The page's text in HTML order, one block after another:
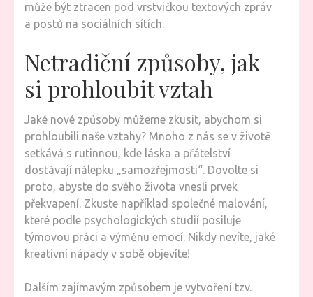
může být ztracen pod vrstvičkou textových zpráv
a postů na sociálních sítích.
Netradiční způsoby, jak
si prohloubit vztah
Jaké nové způsoby můžeme zkusit, abychom si
prohloubili naše vztahy? Mnoho z nás se v životě
setkává s rutinnou, kde láska a přátelství
dostávají nálepku „samozřejmosti“. Dovolte si
proto, abyste do svého života vnesli prvek
překvapení. Zkuste například společné malování,
které podle psychologických studií posiluje
týmovou práci a výměnu emocí. Nikdy nevíte, jaké
kreativní nápady v sobě objevíte!
Dalším zajímavým způsobem je vytvoření tzv.